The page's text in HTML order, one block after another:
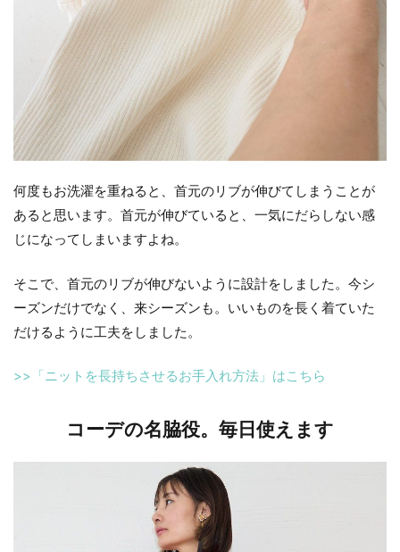
何度もお洗濯を重ねると、首元のリブが伸びてしまうことが
あると思います。首元が伸びていると、一気にだらしない感
じになってしまいますよね。
そこで、首元のリブが伸びないように設計をしました。今シ
ーズンだけでなく、来シーズンも。いいものを長く着ていた
だけるように工夫をしました。
>>「ニットを長持ちさせるお手入れ方法」はこちら
コーデの名脇役。毎日使えます